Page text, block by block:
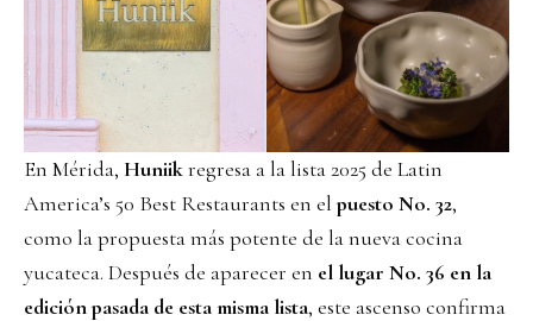
En Mérida, Huniikregresa a la lista 2025 de Latin
America’s 50 Best Restaurants en elpuesto No. 32,
como la propuesta más potente de la nueva cocina
yucateca. Después de aparecer en el lugar No. 36 en la
edición pasada de esta misma lista, este ascenso confirma